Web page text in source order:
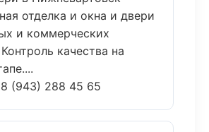
отделка и окна и двери
и коммерческих
качества на
8 (943) 288 45 65